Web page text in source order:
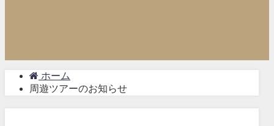
ホーム
周遊ツアーのお知らせ